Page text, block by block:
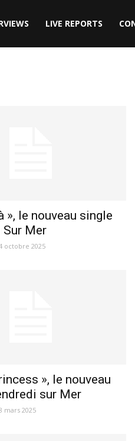
LIVE REPORTS
», le nouveau single
Sur Mer
octobre 2025
», le nouveau
sur Mer
mars 2025